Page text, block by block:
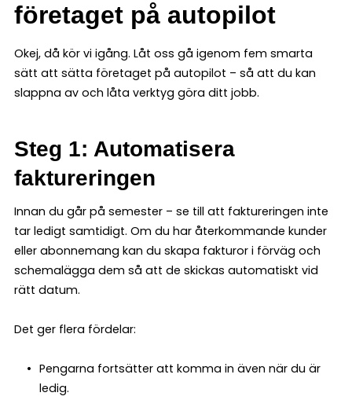
företaget på autopilot
Okej, då kör vi igång. Låt oss gå igenom fem smarta
sätt att sätta företaget på autopilot – så att du kan
slappna av och låta verktyg göra ditt jobb.
Steg 1: Automatisera
faktureringen
Innan du går på semester – se till att faktureringen inte
tar ledigt samtidigt. Om du har återkommande kunder
eller abonnemang kan du skapa fakturor i förväg och
schemalägga dem så att de skickas automatiskt vid
rätt datum.
Det ger flera fördelar:
Pengarna fortsätter att komma in även när du är
ledig.